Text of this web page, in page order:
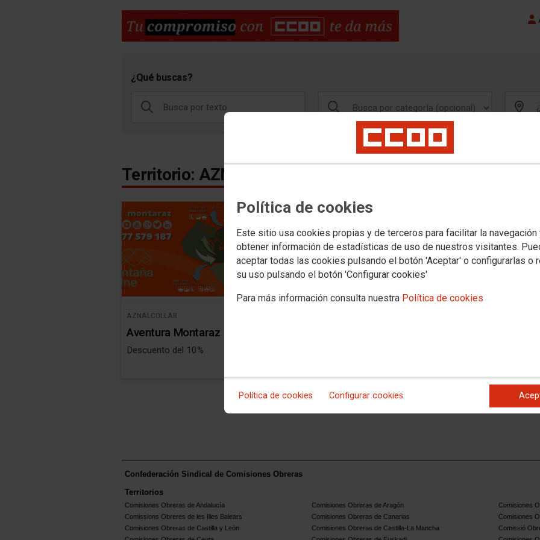
Política de cookies
Este sitio usa cookies propias y de terceros para facilitar la navegación
obtener información de estadísticas de uso de nuestros visitantes.
aceptar todas las cookies pulsando el botón 'Aceptar' o configurarlas o
su uso pulsando el botón 'Configurar cookies'
Para más información consulta nuestra Política de cookies
Política de cookies Configurar cookies
¿Qué buscas?
Territorio: AZNALCOLLAR
AZNALCOLLAR
Aventura Montaraz
Descuento del 10%
Confederación Sindical de Comisiones Obreras
Territorios
Comisiones Obreras de Andalucía Comisiones Obreras de Aragón
Comisiones
Comissions Obreres de les Illes Balears
Comisiones Obreras de Canarias
Comisiones
Comisiones Obreras de Castilla y León
Comisiones Obreras de Castilla-La Mancha
Comissió